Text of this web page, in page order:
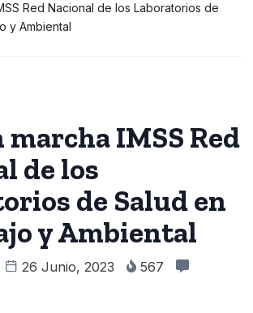
Red Nacional de los Laboratorios de
y Ambiental
marcha IMSS Red
de los
de Salud en
y Ambiental
26 Junio, 2023
567